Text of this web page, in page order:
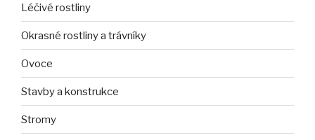
Léčivé rostliny
Okrasné rostliny a trávníky
Ovoce
Stavby a konstrukce
Stromy